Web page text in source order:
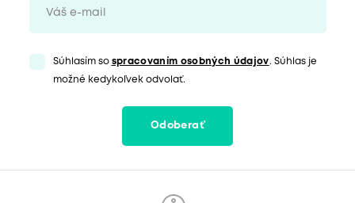
Súhlasím so spracovaním osobných údajov. Súhlas je
možné kedykoľvek odvolať.
Odoberať